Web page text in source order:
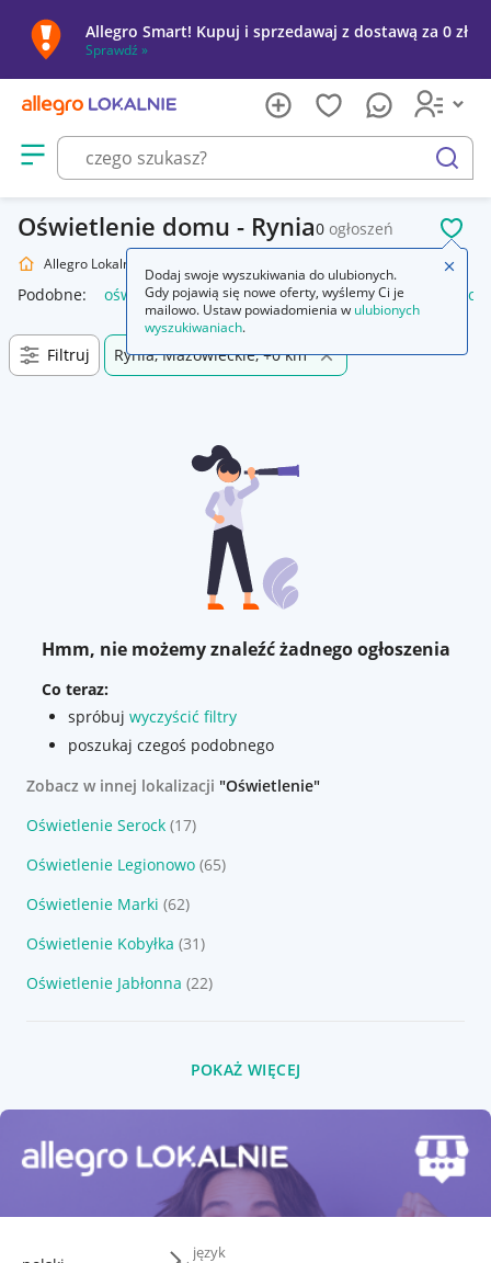
język
Allegro Smart! Kupuj i sprzedawaj z dostawą za 0 zł
Sprawdź »
Otwórz menu z kategoriami
szukaj
Oświetlenie domu - Rynia0 ogłoszeń
Allegro Lokalnie
Podobne: oświetlenie oświetlenie szynowe oświetlenie
Filtruj Rynia, Mazowieckie, +0 km
Hmm, nie możemy znaleźć żadnego ogłoszenia
Co teraz:
spróbuj wyczyścić filtry
poszukaj czegoś podobnego
Zobacz w innej lokalizacji "Oświetlenie"
Oświetlenie Serock (17)
Oświetlenie Legionowo (65)
Oświetlenie Marki (62)
Oświetlenie Kobyłka (31)
Oświetlenie Jabłonna (22)
POKAŻ WIĘCEJ
Dodaj swoje wyszukiwania do ulubionych.
Gdy pojawią się nowe oferty, wyślemy Ci je
mailowo. Ustaw powiadomienia w ulubionych
wyszukiwaniach.